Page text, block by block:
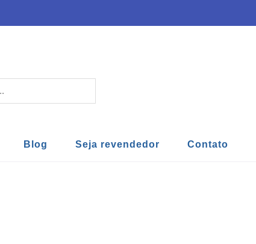
Blog Seja revendedor Contato